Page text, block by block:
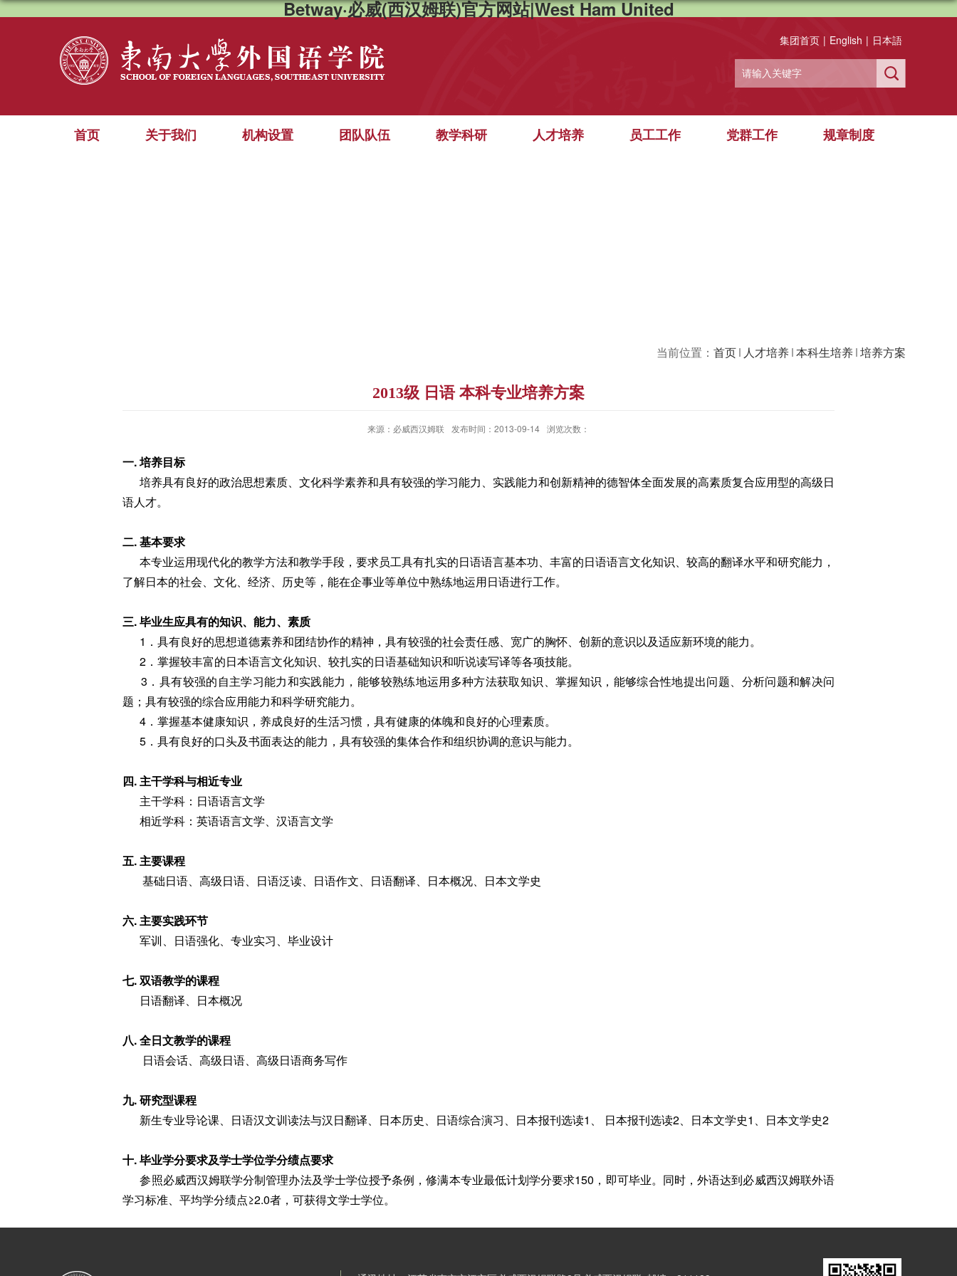
Betway·必威(西汉姆联)官方网站|West Ham United
集团首页 | English | 日本語
首页 关于我们 机构设置 团队队伍 教学科研 人才培养 员工工作 党群工作 规章制度
当前位置： 首页 人才培养 本科生培养 培养方案
2013级 日语 本科专业培养方案
来源：必威西汉姆联 发布时间：2013-09-14 浏览次数：
一. 培养目标
培养具有良好的政治思想素质、文化科学素养和具有较强的学习能力、实践能力和创新精神的德智体全面发展的高素质复合应用型的高级日
语人才。
二. 基本要求
本专业运用现代化的教学方法和教学手段，要求员工具有扎实的日语语言基本功、丰富的日语语言文化知识、较高的翻译水平和研究能力，
了解日本的社会、文化、经济、历史等，能在企事业等单位中熟练地运用日语进行工作。
三. 毕业生应具有的知识、能力、素质
1．具有良好的思想道德素养和团结协作的精神，具有较强的社会责任感、宽广的胸怀、创新的意识以及适应新环境的能力。
2．掌握较丰富的日本语言文化知识、较扎实的日语基础知识和听说读写译等各项技能。
3．具有较强的自主学习能力和实践能力，能够较熟练地运用多种方法获取知识、掌握知识，能够综合性地提出问题、分析问题和解决问
题；具有较强的综合应用能力和科学研究能力。
4．掌握基本健康知识，养成良好的生活习惯，具有健康的体魄和良好的心理素质。
5．具有良好的口头及书面表达的能力，具有较强的集体合作和组织协调的意识与能力。
四. 主干学科与相近专业
主干学科：日语语言文学
相近学科：英语语言文学、汉语言文学
五. 主要课程
基础日语、高级日语、日语泛读、日语作文、日语翻译、日本概况、日本文学史
六. 主要实践环节
军训、日语强化、专业实习、毕业设计
七. 双语教学的课程
日语翻译、日本概况
八. 全日文教学的课程
日语会话、高级日语、高级日语商务写作
九. 研究型课程
新生专业导论课、日语汉文训读法与汉日翻译、日本历史、日语综合演习、日本报刊选读1、 日本报刊选读2、日本文学史1、日本文学史2
十. 毕业学分要求及学士学位学分绩点要求
参照必威西汉姆联学分制管理办法及学士学位授予条例，修满本专业最低计划学分要求150，即可毕业。同时，外语达到必威西汉姆联外语
学习标准、平均学分绩点≥2.0者，可获得文学士学位。